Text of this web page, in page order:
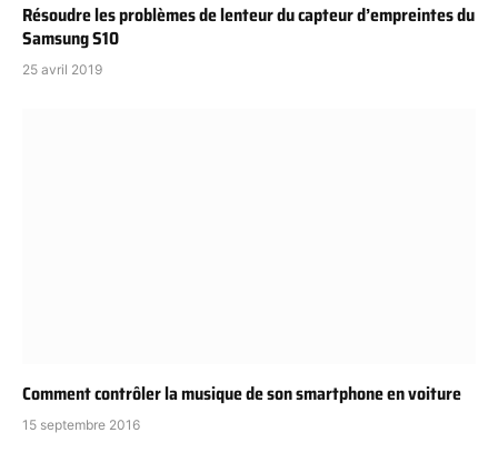
Résoudre les problèmes de lenteur du capteur d’empreintes du
Samsung S10
25 avril 2019
Comment contrôler la musique de son smartphone en voiture
15 septembre 2016